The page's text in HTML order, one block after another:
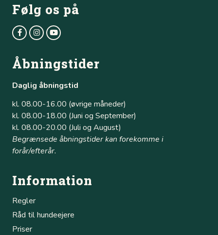
Følg os på
Åbningstider
Daglig åbningstid
kl. 08.00-16.00 (øvrige måneder)
kl. 08.00-18.00 (Juni og September)
kl. 08.00-20.00 (Juli og August)
Begrænsede åbningstider kan forekomme i
forår/efterår.
Information
Regler
Råd til hundeejere
Priser